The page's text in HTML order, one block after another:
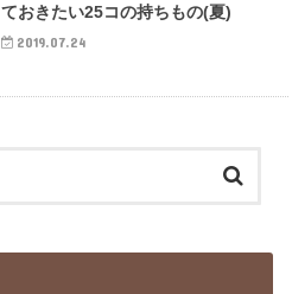
ておきたい25コの持ちもの(夏)
2019.07.24